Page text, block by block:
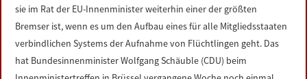
sie im Rat der EU-Innenminister weiterhin einer der größten
Bremser ist, wenn es um den Aufbau eines für alle Mitgliedsstaaten
verbindlichen Systems der Aufnahme von Flüchtlingen geht. Das
hat Bundesinnenminister Wolfgang Schäuble (CDU) beim